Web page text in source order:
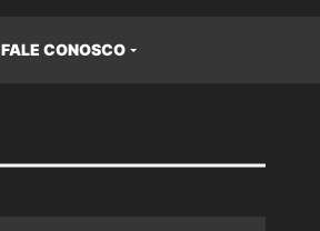
FALE CONOSCO